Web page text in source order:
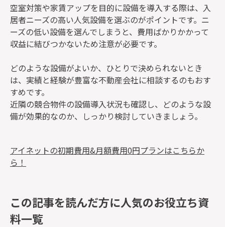
空室対策や家賃アップを目的に設備を導入する際は、入
居者ニーズの高い人気設備を選ぶのがポイントです。ニ
ーズの低い設備を選んでしまうと、費用ばかりかかって
収益に結びつかないため注意が必要です。
どのような設備がよいか、ひとりで決められないとき
は、実績と経験が豊富な不動産会社に相談するのもおす
すめです。
近隣の競合物件の設備導入状況も確認し、どのような設
備が効果的なのか、しっかり検討していきましょう。
アイネットの初期費用&月額費用0円プランはこちらか
ら！
この記事を読んだ方に人気のお役立ち資
料一覧